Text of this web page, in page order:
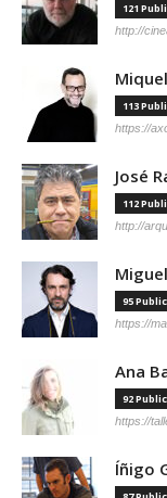
121
http://
113
https://
José
112
http://
95
https://
Ana
92
https://
Íñigo